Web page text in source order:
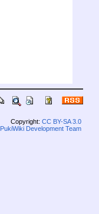
Copyright: CC BY-SA 3.0
PukiWiki Development Team